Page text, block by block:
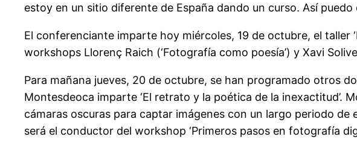
estoy en un sitio diferente de España dando un curso. Así
El conferenciante imparte hoy miércoles, 19 de octubre, el taller
workshops Llorenç Raich (‘Fotografía como poesía’) y Xavi
Para mañana jueves, 20 de octubre, se han programado otros
Montesdeoca imparte ‘El retrato y la poética de la
cámaras oscuras para captar imágenes con un largo periodo
será el conductor del workshop ‘Primeros pasos en fotografía